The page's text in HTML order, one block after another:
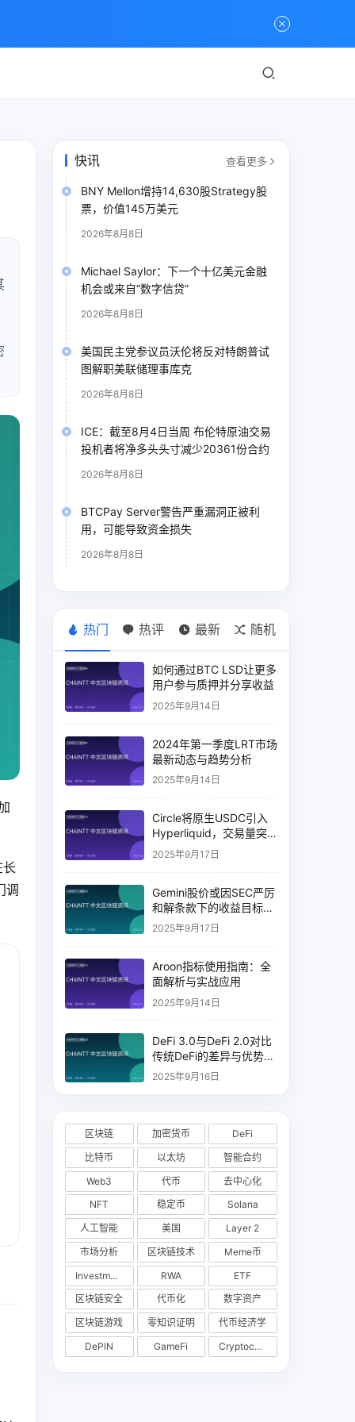
长
调
快讯 查看更多
BNY Mellon增持14,630股Strategy股
票，价值145万美元
2026年8月8日
Michael Saylor：下一个十亿美元金融
机会或来自“数字信贷”
2026年8月8日
美国民主党参议员沃伦将反对特朗普试
图解职美联储理事库克
2026年8月8日
ICE：截至8月4日当周 布伦特原油交易
投机者将净多头头寸减少20361份合约
2026年8月8日
BTCPay Server警告严重漏洞正被利
用，可能导致资金损失
2026年8月8日
热门 热评 最新 随机
如何通过BTC LSD让更多
用户参与质押并分享收益
2025年9月14日
2024年第一季度LRT市场
最新动态与趋势分析
2025年9月14日
Circle将原生USDC引入
Hyperliquid，交易量突
破币安14%
2025年9月17日
Gemini股价或因SEC严厉
和解条款下的收益目标破
灭而下跌
2025年9月17日
Aroon指标使用指南：全
面解析与实战应用
2025年9月14日
DeFi 3.0与DeFi 2.0对比
传统DeFi的差异与优势分
析
2025年9月16日
区块链 加密货币
DeFi
比特币
以太坊
智能合约
Web3
代币
去中心化
NFT
稳定币
Solana
人工智能
美国
Layer 2
市场分析
区块链技术
Meme币
Investments
RWA
ETF
区块链安全
代币化
数字资产
区块链游戏
零知识证明
代币经济学
DePIN
GameFi Cryptocurrency Exchange